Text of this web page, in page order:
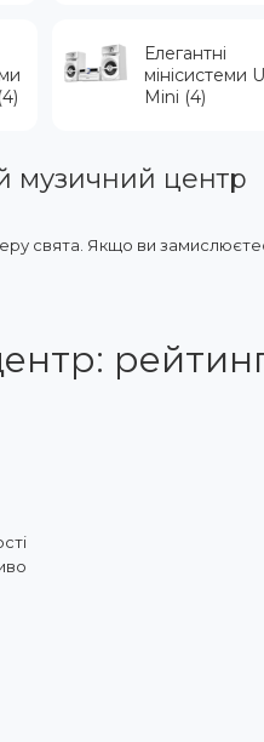
Елегантні
мінісистеми
Mini (4)
музичний центр
свята. Якщо ви